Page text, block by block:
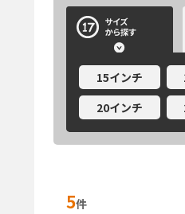
15インチ
20インチ
5件